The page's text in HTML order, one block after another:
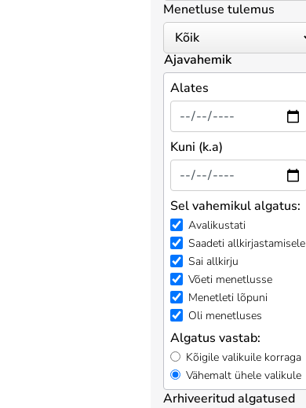
Menetluse tulemus
Ajavahemik
Alates
Kuni (k.a)
Sel vahemikul algatus:
Avalikustati
Saadeti allkirjastamisele
Sai allkirju
Võeti menetlusse
Menetleti lõpuni
Oli menetluses
Algatus vastab:
Kõigile valikuile korraga
Vähemalt ühele valikule
Arhiveeritud algatused